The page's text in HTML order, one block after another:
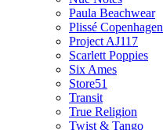
Paula Beachwear
Plissé Copenhagen
Project AJ117
Scarlett Poppies
Six Ames
Store51
Transit
True Religion
Twist & Tango